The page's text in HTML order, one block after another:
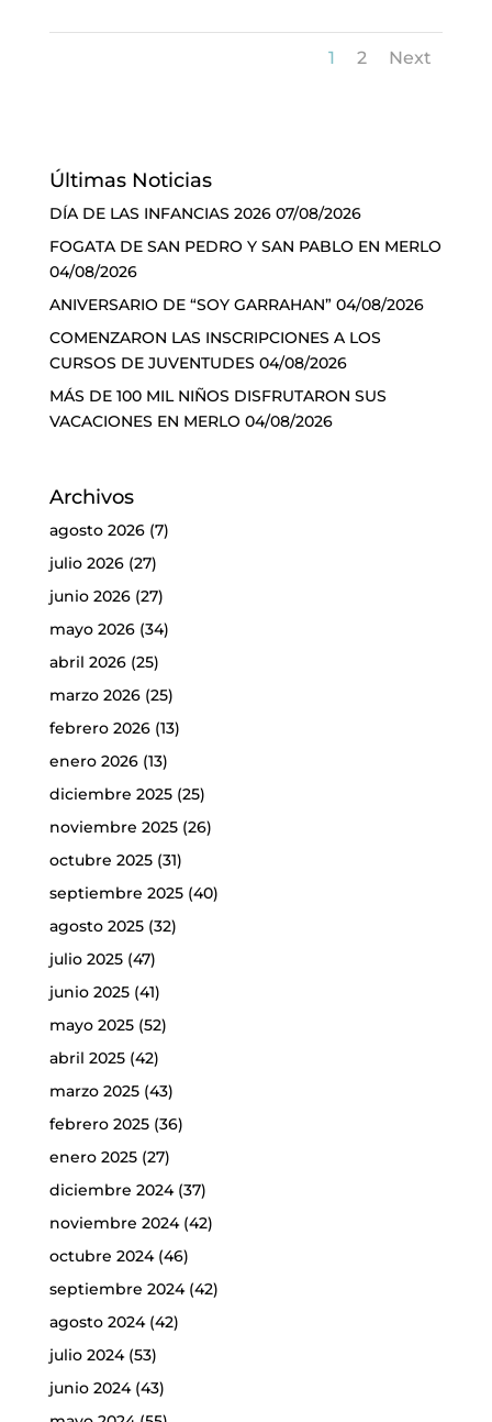
1 2 Next
Últimas Noticias
DÍA DE LAS INFANCIAS 2026 07/08/2026
FOGATA DE SAN PEDRO Y SAN PABLO EN MERLO
04/08/2026
ANIVERSARIO DE “SOY GARRAHAN” 04/08/2026
COMENZARON LAS INSCRIPCIONES A LOS
CURSOS DE JUVENTUDES 04/08/2026
MÁS DE 100 MIL NIÑOS DISFRUTARON SUS
VACACIONES EN MERLO 04/08/2026
Archivos
agosto 2026(7)
julio 2026(27)
junio 2026(27)
mayo 2026(34)
abril 2026(25)
marzo 2026(25)
febrero 2026(13)
enero 2026(13)
diciembre 2025(25)
noviembre 2025(26)
octubre 2025(31)
septiembre 2025(40)
agosto 2025(32)
julio 2025(47)
junio 2025(41)
mayo 2025(52)
abril 2025(42)
marzo 2025(43)
febrero 2025(36)
enero 2025(27)
diciembre 2024(37)
noviembre 2024(42)
octubre 2024(46)
septiembre 2024(42)
agosto 2024(42)
julio 2024(53)
junio 2024(43)